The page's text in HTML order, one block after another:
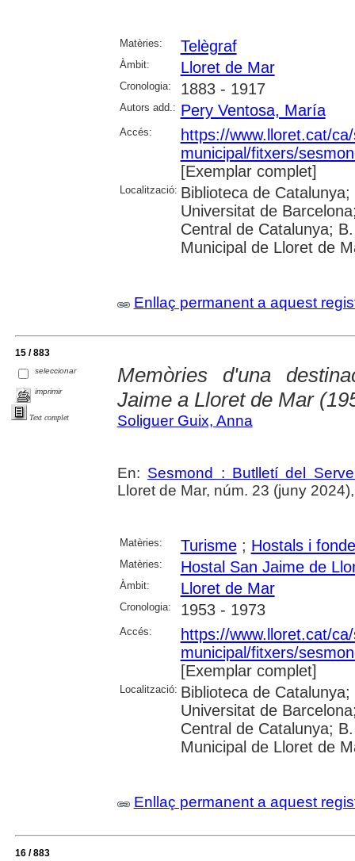
Matèries: Telègraf
Àmbit: Lloret de Mar
Cronologia: 1883 - 1917
Autors add.: Pery Ventosa, María
Accés:
https://www.lloret.cat/
municipal/fitxers/
[Exemplar complet]
Localització: Biblioteca de
Universitat de
Central de Catalunya;
Municipal de Lloret de
Enllaç permanent a aquest
15 / 883
seleccionar
imprimir
Text complet
Memòries d'una
Jaime a Lloret de Mar
Soliguer Guix, Anna
En: Sesmond : Butlletí del
Lloret de Mar, núm. 23 (juny
Matèries: Turisme; Hostals i
Matèries: Hostal San Jaime de
Àmbit: Lloret de Mar
Cronologia: 1953 - 1973
Accés:
https://www.lloret.cat/
municipal/fitxers/
[Exemplar complet]
Localització: Biblioteca de
Universitat de
Central de Catalunya;
Municipal de Lloret de
Enllaç permanent a aquest
16 / 883